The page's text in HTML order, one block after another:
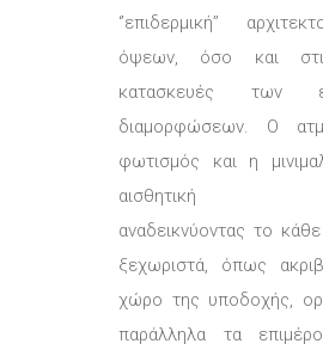
‘’επιδερμική’’
όψεων, όσο και
κατασκευές των
διαμορφώσεων. Ο
φωτισμός και η
αισθητική
αναδεικνύοντας το
ξεχωριστά, όπως
χώρο της υποδοχής,
παράλληλα τα